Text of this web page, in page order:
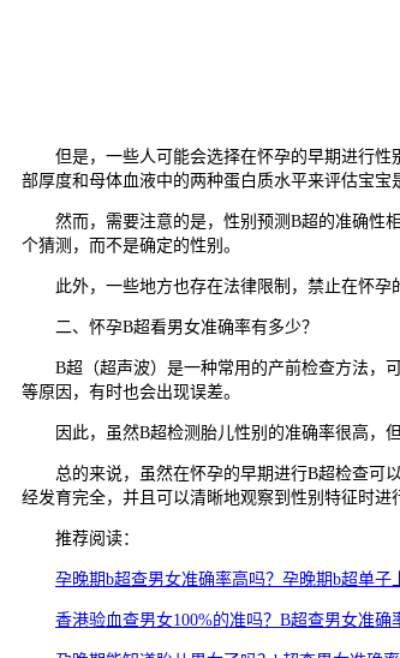
但是，一些人可能会选择在怀孕的早期进行性别
部厚度和母体血液中的两种蛋白质水平来评估宝
然而，需要注意的是，性别预测B超的准确性相
个猜测，而不是确定的性别。
此外，一些地方也存在法律限制，禁止在怀孕
二、怀孕B超看男女准确率有多少？
B超（超声波）是一种常用的产前检查方法，可
等原因，有时也会出现误差。
因此，虽然B超检测胎儿性别的准确率很高，但
总的来说，虽然在怀孕的早期进行B超检查可以
经发育完全，并且可以清晰地观察到性别特征时
推荐阅读：
孕晚期b超查男女准确率高吗？孕晚期b超单子
香港验血查男女100%的准吗？B超查男女准确